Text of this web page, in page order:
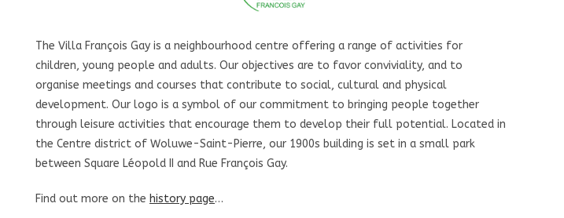
The Villa François Gay is a neighbourhood centre offering a range of activities for
children, young people and adults. Our objectives are to favor conviviality, and to
organise meetings and courses that contribute to social, cultural and physical
development. Our logo is a symbol of our commitment to bringing people together
through leisure activities that encourage them to develop their full potential. Located in
the Centre district of Woluwe-Saint-Pierre, our 1900s building is set in a small park
between Square Léopold II and Rue François Gay.
Find out more on the history page…